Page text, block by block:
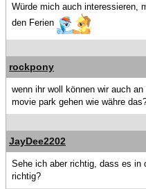
Würde mich auch interessieren,
den Ferien
rockpony
wenn ihr woll können wir auch
movie park gehen wie währe
JayDee2202
Sehe ich aber richtig, dass es in
richtig?